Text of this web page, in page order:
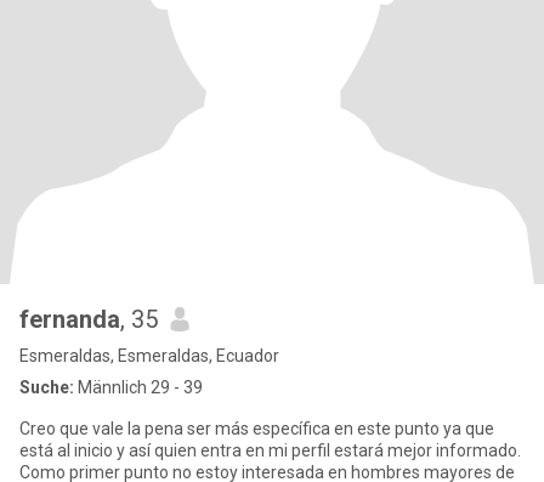
fernanda, 35
Esmeraldas, Esmeraldas, Ecuador
Suche: Männlich 29 - 39
Creo que vale la pena ser más específica en este punto ya que
está al inicio y así quien entra en mi perfil estará mejor informado.
Como primer punto no estoy interesada en hombres mayores de